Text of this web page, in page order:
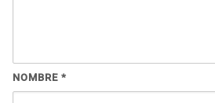
NOMBRE *